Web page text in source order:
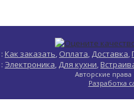
: Как заказать, Оплата, Доставка,
: Электроника, Для кухни,
Авторские права
Разработка